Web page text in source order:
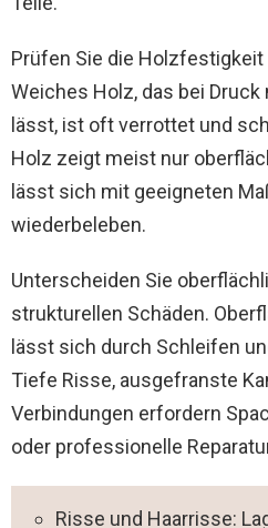
Prüfen Sie die Holzfestigkeit
Weiches Holz, das bei
lässt, ist oft verrottet und
Holz zeigt meist nur
lässt sich mit geeigneten
wiederbeleben.
Unterscheiden Sie
strukturellen Schäden.
lässt sich durch Schleifen
Tiefe Risse, ausgefranste
Verbindungen erfordern
oder professionelle
Risse und Haarrisse: